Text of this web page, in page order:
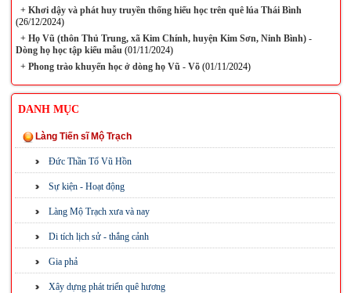
+Khơi dậy và phát huy truyền thống hiếu học trên quê lúa Thái Bình
(26/12/2024)
+Họ Vũ (thôn Thủ Trung, xã Kim Chính, huyện Kim Sơn, Ninh Bình) -
Dòng họ học tập kiểu mẫu(01/11/2024)
+Phong trào khuyến học ở dòng họ Vũ - Võ(01/11/2024)
DANH MỤC
Làng Tiến sĩ Mộ Trạch
Đức Thần Tổ Vũ Hồn
Sự kiện - Hoạt động
Làng Mộ Trạch xưa và nay
Di tích lịch sử - thắng cảnh
Gia phả
Xây dựng phát triển quê hương